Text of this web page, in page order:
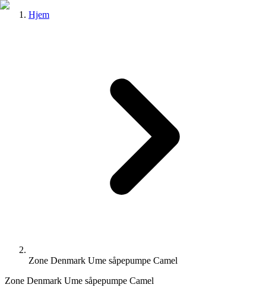
Hjem
Zone Denmark Ume såpepumpe Camel
Zone Denmark Ume såpepumpe Camel